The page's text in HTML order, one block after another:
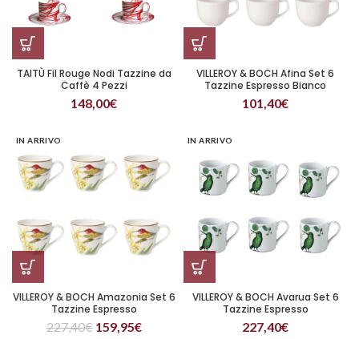
TAITÙ Fil Rouge Nodi Tazzine da
Caffè 4 Pezzi
148,00€
VILLEROY & BOCH Afina Set 6
Tazzine Espresso Bianco
101,40€
IN ARRIVO
VILLEROY & BOCH Amazonia Set 6
Tazzine Espresso
227,40€ 159,95€
IN ARRIVO
VILLEROY & BOCH Avarua Set 6
Tazzine Espresso
227,40€